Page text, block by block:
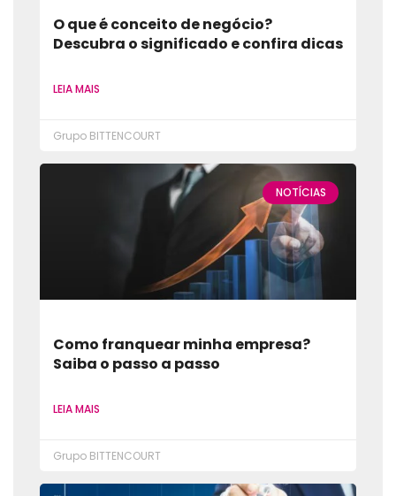
O que é conceito de negócio?
Descubra o significado e confira dicas
LEIA MAIS
Grupo BITTENCOURT
NOTÍCIAS
Como franquear minha empresa?
Saiba o passo a passo
LEIA MAIS
Grupo BITTENCOURT